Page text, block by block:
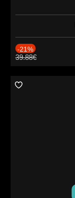
-21%
39.88€